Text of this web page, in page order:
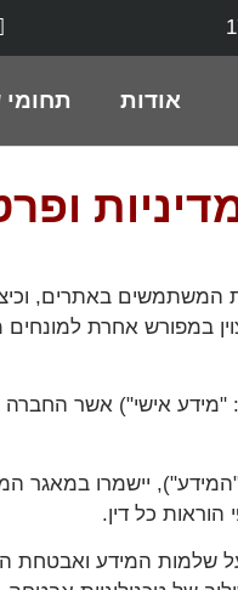
אודות תחומי
המשתמשים באתרים,
במפורש אחרת
"מידע אישי") אשר
"המידע"), יישמרו
שלמות המידע ואבטחת